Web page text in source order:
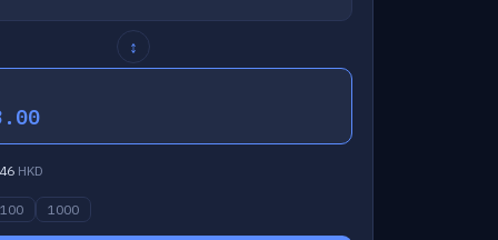
↕
HKD
100 1000